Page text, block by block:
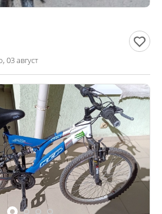
03 август